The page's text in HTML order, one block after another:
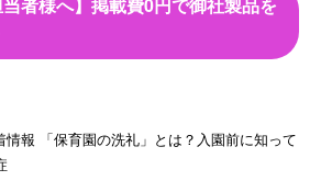
当者様へ】掲載費0円で御社製品を
情報 「保育園の洗礼」とは？入園前に知って